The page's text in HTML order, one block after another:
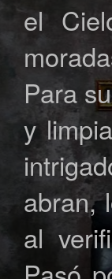
el
Para
y
abran,
al